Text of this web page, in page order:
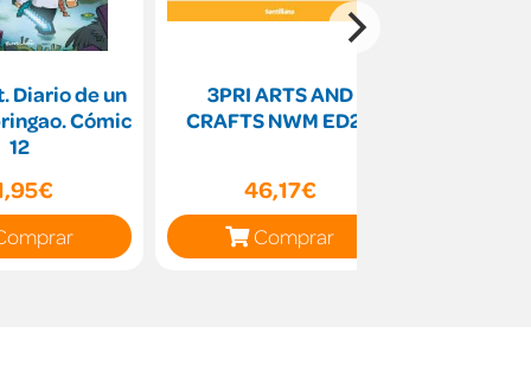
Diario de un
Cómic
12
3PRI ARTS AND
CRAFTS NWM ED26
46,17€
Comprar